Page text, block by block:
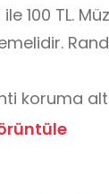
100 TL.
koruma